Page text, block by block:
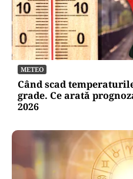
METEO
Când scad
grade. Ce arată
2026